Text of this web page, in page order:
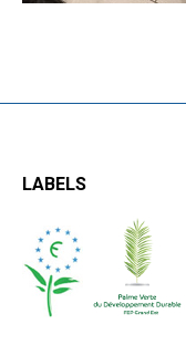
LABELS